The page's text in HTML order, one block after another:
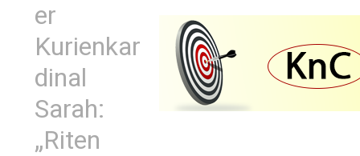
er
Kurienkar
dinal
Sarah:
„Riten